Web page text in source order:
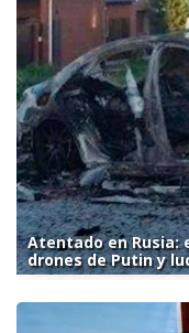
Atentado en
drones de Putin y